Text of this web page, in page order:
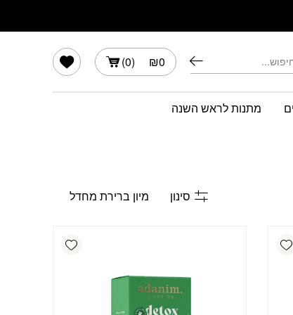
₪0
(
0
)
מתנות לראש השנה
סינון
Add wishlist
Add wishlist